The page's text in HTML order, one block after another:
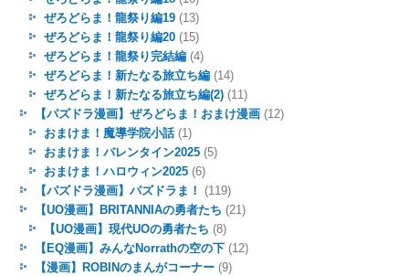
ぜろどらま！龍祭り編19(13)
ぜろどらま！龍祭り編20(15)
ぜろどらま！龍祭り完結編(4)
ぜろどらま！新たなる旅立ち編(14)
ぜろどらま！新たなる旅立ち編(2)(11)
【パズドラ漫画】ぜろどらま！おまけ漫画(12)
おまけま！魔導学院小話(1)
おまけま！バレンタイン2025(5)
おまけま！ハロウィン2025(6)
【パズドラ漫画】パズドラま！
(119)
【UO漫画】BRITANNIAの勇者たち (21)
【UO漫画】現代UOの勇者たち (8)
【EQ漫画】みんなNorrathの空の下(12)
【漫画】ROBINのまんがコーナー(9)